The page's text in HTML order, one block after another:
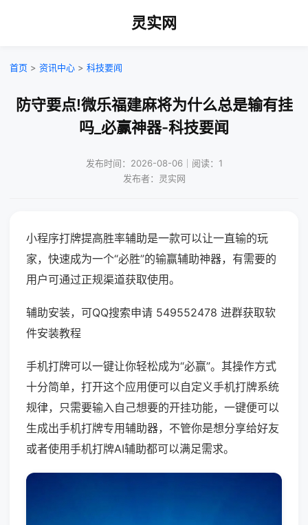
灵实网
首页 > 资讯中心 > 科技要闻
防守要点!微乐福建麻将为什么总是输有挂
吗_必赢神器-科技要闻
发布时间：2026-08-06｜阅读：1
发布者：灵实网
小程序打牌提高胜率辅助是一款可以让一直输的玩
家，快速成为一个“必胜”的输赢辅助神器，有需要的
用户可通过正规渠道获取使用。
辅助安装，可QQ搜索申请 549552478 进群获取软
件安装教程
手机打牌可以一键让你轻松成为“必赢”。其操作方式
十分简单，打开这个应用便可以自定义手机打牌系统
规律，只需要输入自己想要的开挂功能，一键便可以
生成出手机打牌专用辅助器，不管你是想分享给好友
或者使用手机打牌AI辅助都可以满足需求。